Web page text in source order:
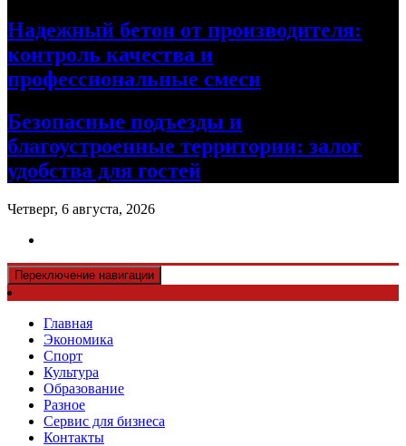
Надежный бетон от производителя:
контроль качества и
профессиональные смеси
Безопасные подъезды и
благоустроенные территории: залог
удобства для гостей
Четверг, 6 августа, 2026
Переключение навигации
Главная
Экономика
Спорт
Культура
Образование
Разное
Сервис для бизнеса
Контакты